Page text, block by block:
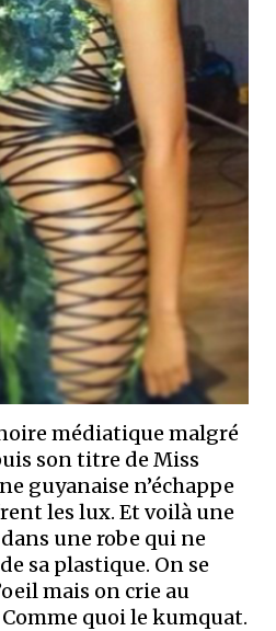
médiatique malgré
son titre de Miss
guyanaise n’échappe
les lux. Et voilà une
une robe qui ne
sa plastique. On se
mais on crie au
Comme quoi le kumquat.